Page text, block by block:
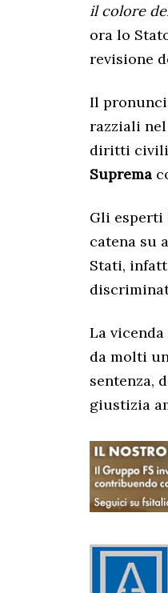
il colore
ora lo
revisione
Il
razziali
diritti
Suprema
Gli esperti
catena su
Stati,
La
da molti
sentenza,
giustizia